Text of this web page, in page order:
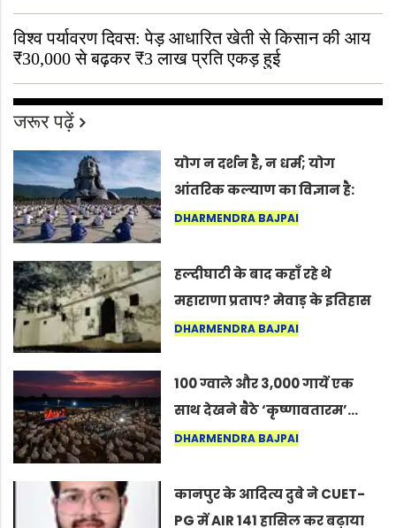
विश्व पर्यावरण दिवस: पेड़ आधारित खेती से किसान की आय
₹30,000 से बढ़कर ₹3 लाख प्रति एकड़ हुई
जरूर पढ़ें
योग न दर्शन है, न धर्म; योग
आंतरिक कल्याण का विज्ञान है:
अंतरराष्ट्रीय योग दिवस 2026 पर
DHARMENDRA BAJPAI
हल्दीघाटी के बाद कहाँ रहे थे
महाराणा प्रताप? मेवाड़ के इतिहास
का वह अनकहा अध्याय जो आज भी
DHARMENDRA BAJPAI
100 ग्वाले और 3,000 गायें एक
साथ देखने बैठे ‘कृष्णावतारम’…
नागपुर में दिखा ऐसा नज़ारा कि
कर सकते हैं”
DHARMENDRA BAJPAI
कानपुर के आदित्य दुबे ने CUET-
PG में AIR 141 हासिल कर बढ़ाया